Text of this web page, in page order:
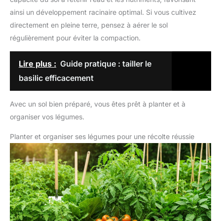
ainsi un développement racinaire optimal. Si vous cultivez
directement en pleine terre, pensez à aérer le sol
régulièrement pour éviter la compaction.
Lire plus : Guide pratique : tailler le
basilic efficacement
Avec un sol bien préparé, vous êtes prêt à planter et à
organiser vos légumes.
Planter et organiser ses légumes pour une récolte réussie